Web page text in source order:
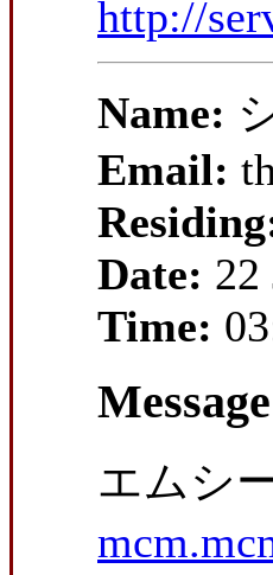
http://
Name:
Email:
Date: 22
Time:
Message
エムシ